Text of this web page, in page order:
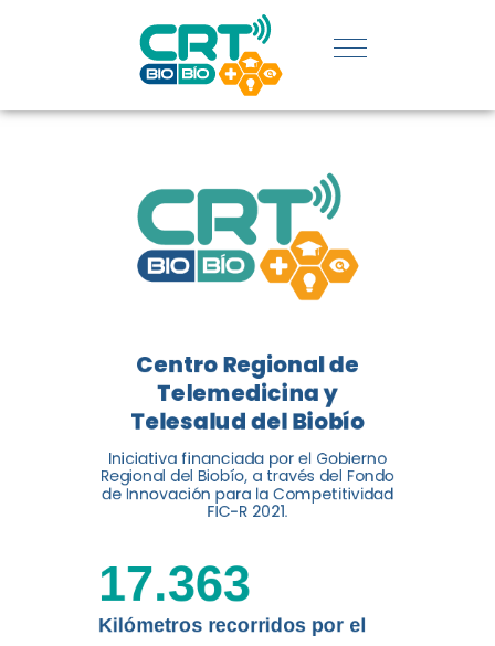
REGIÓN:
CONOCE
LOGROS
DE CRT
BIOBÍO
El Centro Regional de
Telemedicina y Telesalud del
Biobío presenta el balance de
tres años acercando la salud
digital a los habitantes...
Leer más
Centro Regional de
Telemedicina y
Telesalud del Biobío
Iniciativa financiada por el Gobierno
Regional del Biobío, a través del Fondo
de Innovación para la Competitividad
FIC-R 2021.
Kilómetros recorridos por el
17.363